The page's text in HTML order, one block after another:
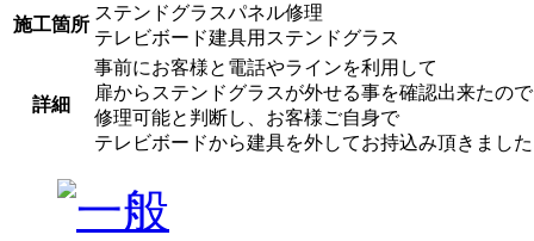
施工箇所
ステンドグラスパネル修理
テレビボード建具用ステンドグラス
詳細
事前にお客様と電話やラインを利用して
扉からステンドグラスが外せる事を確認出来たので
修理可能と判断し、お客様ご自身で
テレビボードから建具を外してお持込み頂きまし